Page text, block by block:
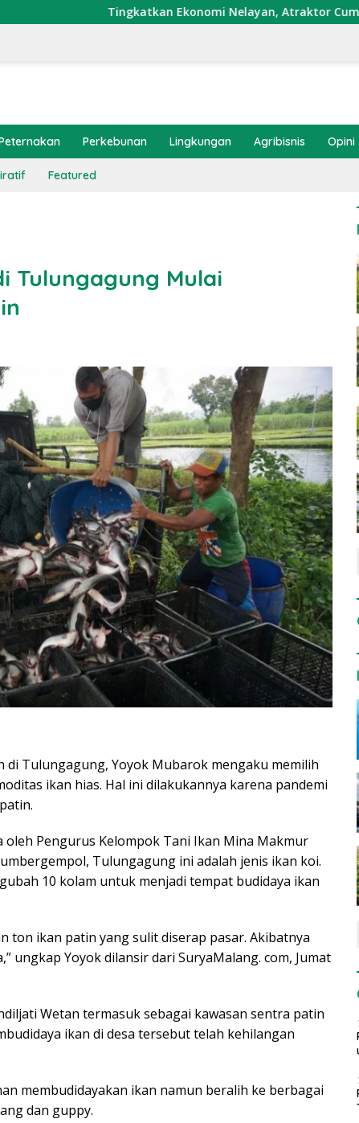
Tingkatkan Ekonomi Nelayan, Atraktor Cumi Dipasang di
Perkebunan Lingkungan Agribisnis Opini
Featured
Tulungagung Mulai
di Tulungagung, Yoyok Mubarok mengaku memilih
ikan hias. Hal ini dilakukannya karena pandemi
oleh Pengurus Kelompok Tani Ikan Mina Makmur
Tulungagung ini adalah jenis ikan koi.
10 kolam untuk menjadi tempat budidaya ikan
ton ikan patin yang sulit diserap pasar. Akibatnya
ungkap Yoyok dilansir dari SuryaMalang. com, Jumat
Wetan termasuk sebagai kawasan sentra patin
ikan di desa tersebut telah kehilangan
membudidayakan ikan namun beralih ke berbagai
dan guppy.